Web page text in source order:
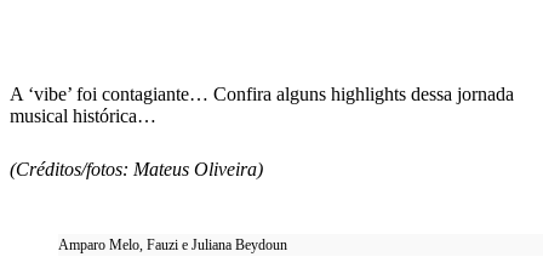
A ‘vibe’ foi contagiante… Confira alguns highlights dessa jornada
musical histórica…
(Créditos/fotos: Mateus Oliveira)
Amparo Melo, Fauzi e Juliana Beydoun